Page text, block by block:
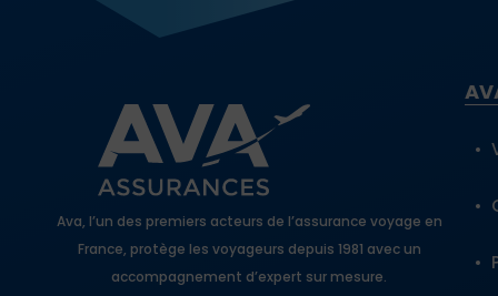
Ava, l’un des premiers acteurs de l’assurance voyage en
France, protège les voyageurs depuis 1981 avec un
accompagnement d’expert sur mesure.